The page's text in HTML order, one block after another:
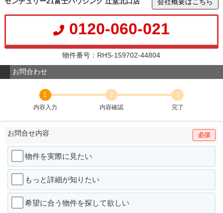
0120-060-021
物件番号：RHS-159702-44804
お問合わせ
1
内容入力
2
内容確認
3
完了
お問合せ内容 必須
物件を実際に見たい
もっと詳細が知りたい
希望に合う物件を探して欲しい